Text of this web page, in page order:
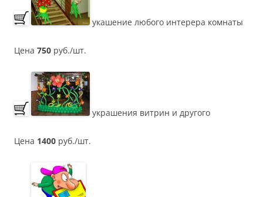
укашение любого интерера комнаты
Цена 750 руб./шт.
украшения витрин и другого
Цена 1400 руб./шт.